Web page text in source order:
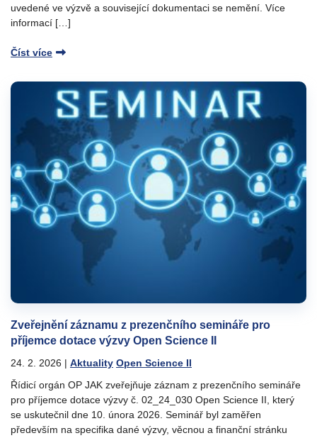
uvedené ve výzvě a související dokumentaci se nemění. Více
informací […]
Číst více
Zveřejnění záznamu z prezenčního semináře pro
příjemce dotace výzvy Open Science II
24. 2. 2026 | Aktuality Open Science II
Řídicí orgán OP JAK zveřejňuje záznam z prezenčního semináře
pro příjemce dotace výzvy č. 02_24_030 Open Science II, který
se uskutečnil dne 10. února 2026. Seminář byl zaměřen
především na specifika dané výzvy, věcnou a finanční stránku